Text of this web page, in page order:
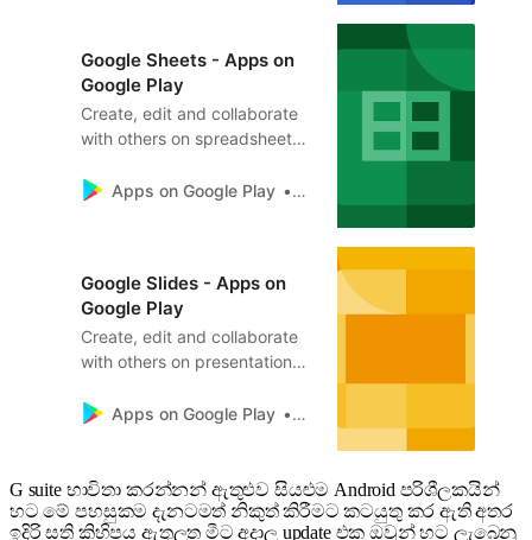
documents and collaborate in
the same document at the
same time. - Work anywhere,
anytime - even offline - Add
Google Sheets - Apps on
Google Play
Create, edit and collaborate
with others on spreadsheets
tablet with the Google Sheets
spreadsheets and collaborate
in the same spreadsheet at
the same time. - Work
anywhere, anytime - eve…
Apps on Google Play Google LLC
Google Slides - Apps on
Google Play
Create, edit and collaborate
with others on presentations
tablet with the Google Slides
edit existing files - Share
presentations and collaborate
in the same presentation at
Apps on Google Play Google LLC
G suite භාවිතා කරන්නන් ඇතුළුව සියළුම Android පරිශීලකයින්
හට මේ පහසුකම දැනටමත් නිකුත් කිරීමට කටයුතු කර ඇති අතර
ඉදිරි සති කිහිපය ඇතුලත මීට අදාල update එක ඔවුන් හට ලැබෙනු